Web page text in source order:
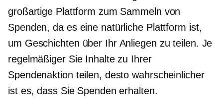
großartige Plattform zum Sammeln von
Spenden, da es eine natürliche Plattform ist,
um Geschichten über Ihr Anliegen zu teilen. Je
regelmäßiger Sie Inhalte zu Ihrer
Spendenaktion teilen, desto wahrscheinlicher
ist es, dass Sie Spenden erhalten.